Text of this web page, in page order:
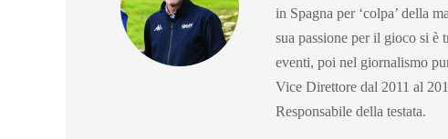
in Spagna per ‘colpa’ della
sua passione per il gioco si è
eventi, poi nel giornalismo
Vice Direttore dal 2011 al
Responsabile della testata.